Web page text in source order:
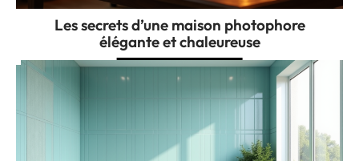
Les secrets d’une maison photophore
élégante et chaleureuse